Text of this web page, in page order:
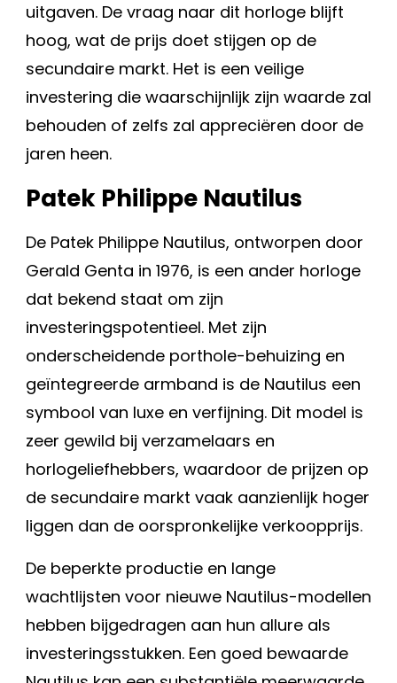
uitgaven. De vraag naar dit horloge blijft
hoog, wat de prijs doet stijgen op de
secundaire markt. Het is een veilige
investering die waarschijnlijk zijn waarde zal
behouden of zelfs zal appreciëren door de
jaren heen.
Patek Philippe Nautilus
De Patek Philippe Nautilus, ontworpen door
Gerald Genta in 1976, is een ander horloge
dat bekend staat om zijn
investeringspotentieel. Met zijn
onderscheidende porthole-behuizing en
geïntegreerde armband is de Nautilus een
symbool van luxe en verfijning. Dit model is
zeer gewild bij verzamelaars en
horlogeliefhebbers, waardoor de prijzen op
de secundaire markt vaak aanzienlijk hoger
liggen dan de oorspronkelijke verkoopprijs.
De beperkte productie en lange
wachtlijsten voor nieuwe Nautilus-modellen
hebben bijgedragen aan hun allure als
investeringsstukken. Een goed bewaarde